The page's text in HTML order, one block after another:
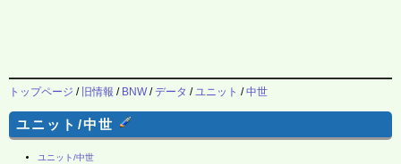
トップページ / 旧情報 / BNW/データ /ユニット /中世
ユニット/中世
ユニット/中世